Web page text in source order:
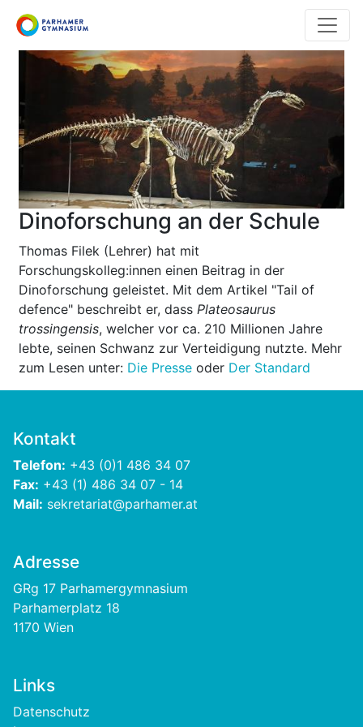
Direkt
zum
Inhalt
Dinoforschung an der Schule
Thomas Filek (Lehrer) hat mit
Forschungskolleg:innen einen Beitrag in der
Dinoforschung geleistet. Mit dem Artikel "Tail of
defence" beschreibt er, dass Plateosaurus
trossingensis, welcher vor ca. 210 Millionen Jahre
lebte, seinen Schwanz zur Verteidigung nutzte. Mehr
zum Lesen unter: Die Presse oder Der Standard
Kontakt
Telefon: +43 (0)1 486 34 07
Fax: +43 (1) 486 34 07 - 14
Mail: sekretariat@parhamer.at
Adresse
GRg 17 Parhamergymnasium
Parhamerplatz 18
1170 Wien
Links
Footer
Datenschutz